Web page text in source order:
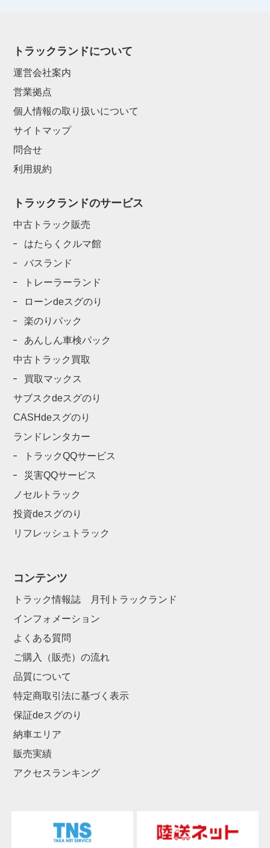
トラックランドについて
運営会社案内
営業拠点
個人情報の取り扱いについて
サイトマップ
問合せ
利用規約
トラックランドのサービス
中古トラック販売
はたらくクルマ館
バスランド
トレーラーランド
ローンdeスグのり
楽のりパック
あんしん車検パック
中古トラック買取
買取マックス
サブスクdeスグのり
CASHdeスグのり
ランドレンタカー
トラックQQサービス
災害QQサービス
ノセルトラック
投資deスグのり
リフレッシュトラック
コンテンツ
トラック情報誌 月刊トラックランド
インフォメーション
よくある質問
ご購入（販売）の流れ
品質について
特定商取引法に基づく表示
保証deスグのり
納車エリア
販売実績
アクセスランキング